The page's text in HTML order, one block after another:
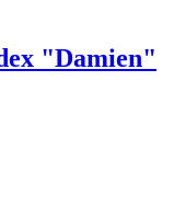
"Damien"